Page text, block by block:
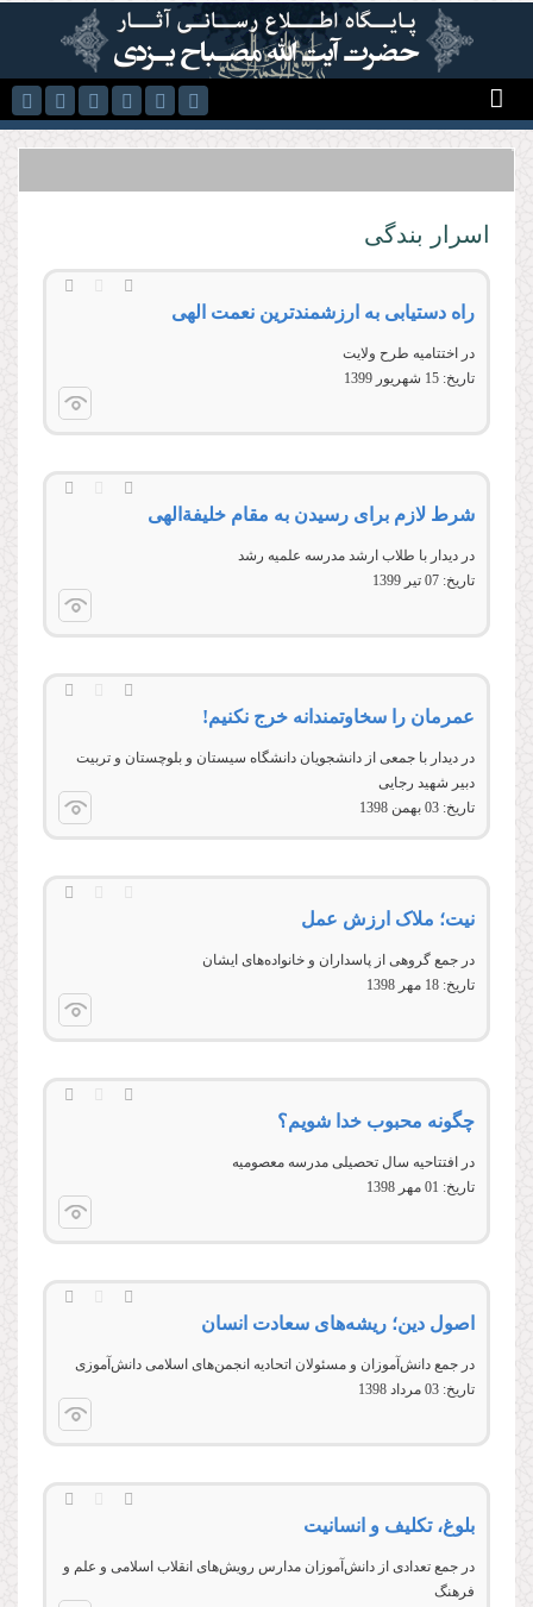
رفتن به محتوای اصلی
اسرار بندگی
راه دستیابی به ارزشمندترین نعمت الهی
در اختتاميه طرح ولايت
تاریخ: 15 شهريور 1399
شرط لازم برای رسیدن به مقام خلیفةالهی
در دیدار با طلاب ارشد مدرسه علمیه رشد
تاریخ: 07 تير 1399
عمرمان را سخاوتمندانه خرج نکنیم!
در ديدار با جمعی از دانشجويان دانشگاه سيستان و بلوچستان و تربيت
دبير شهيد رجايی
تاریخ: 03 بهمن 1398
نیت؛ ملاک ارزش عمل
در جمع گروهی از پاسداران و خانواده‌های ایشان
تاریخ: 18 مهر 1398
چگونه محبوب خدا شویم؟
در افتتاحيه سال تحصیلی مدرسه معصوميه
تاریخ: 01 مهر 1398
اصول دین؛ ریشه‌های سعادت انسان
در جمع دانش‌آموزان و مسئولان اتحادیه انجمن‌های اسلامی دانش‌آموزی
تاریخ: 03 مرداد 1398
بلوغ، تکلیف و انسانیت
در جمع تعدادی از دانش‌آموزان مدارس رویش‌های انقلاب اسلامی و علم و
فرهنگ